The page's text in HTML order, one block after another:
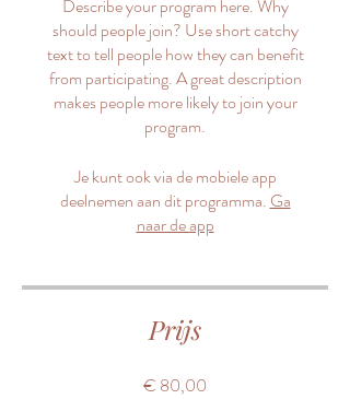
Describe your program here. Why
should people join? Use short catchy
text to tell people how they can benefit
from participating. A great description
makes people more likely to join your
program.
Je kunt ook via de mobiele app
deelnemen aan dit programma. Ga
naar de app
Prijs
€ 80,00